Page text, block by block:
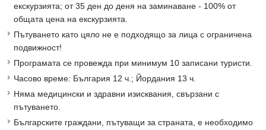
екскурзията; от 35 ден до деня на заминаване - 100% от
общата цена на екскурзията.
Пътуването като цяло не е подходящо за лица с ограничена
подвижност!
Програмата се провежда при минимум 10 записани туристи.
Часово време: България 12 ч.; Йордания 13 ч.
Няма медицински и здравни изисквания, свързани с
пътуването.
Българските граждани, пътуващи за страната, е необходимо